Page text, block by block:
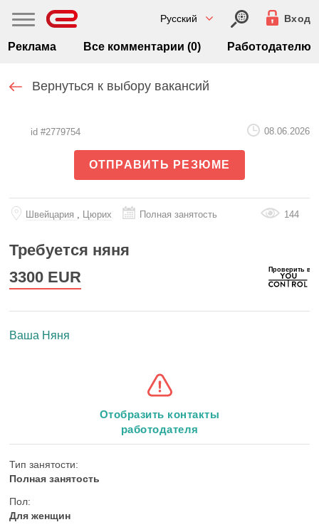
Русский Вход
Реклама Все комментарии (0) Работодателю
Вернуться к выбору вакансий
id #2779754 08.06.2026
ОТПРАВИТЬ РЕЗЮМЕ
Швейцария , Цюрих Полная занятость 144
Требуется няня
3300 EUR
Ваша Няня
Отобразить контакты
работодателя
Тип занятости:
Полная занятость
Пол:
Для женщин